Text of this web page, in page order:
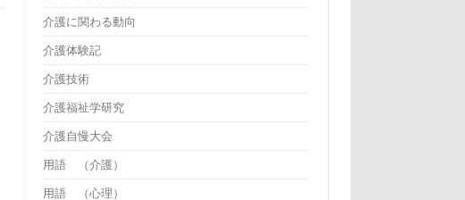
介護に関わる動向
介護体験記
介護技術
介護福祉学研究
介護自慢大会
用語 （介護）
用語 （心理）